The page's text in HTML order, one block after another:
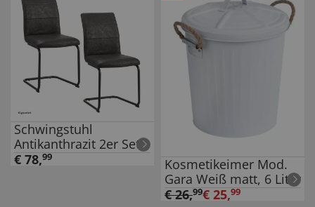
Schwingstuhl
Antikanthrazit 2er Set
Enie
€ 78,99
Kosmetikeimer Mod.
Gara Weiß matt, 6 Liter
€26,99€ 25,99